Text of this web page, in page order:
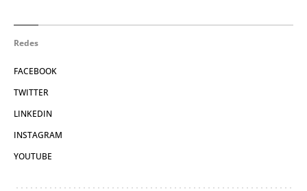
Redes
FACEBOOK
TWITTER
LINKEDIN
INSTAGRAM
YOUTUBE